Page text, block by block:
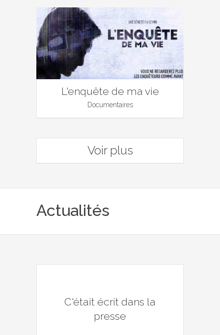
L'enquête de ma vie
Documentaires
Voir plus
Actualités
C'était écrit dans la
presse